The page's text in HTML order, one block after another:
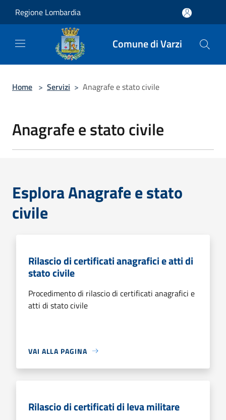
Regione Lombardia
Comune di Varzi
Home > Servizi > Anagrafe e stato civile
Anagrafe e stato civile
Esplora Anagrafe e stato
civile
Rilascio di certificati anagrafici e atti di
stato civile
Procedimento di rilascio di certificati anagrafici e
atti di stato civile
VAI ALLA PAGINA
Rilascio di certificati di leva militare